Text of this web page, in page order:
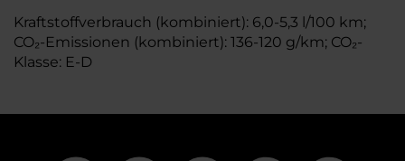
Kraftstoffverbrauch (kombiniert): 6,0-5,3 l/100 km;
CO₂-Emissionen (kombiniert): 136-120 g/km; CO₂-
Klasse: E-D